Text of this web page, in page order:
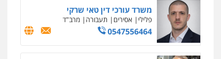
עו"ד ראוף נג'אר
פלילי עורכי דין לענייני אסירים מעצרים
סמים רכוש
0548009246